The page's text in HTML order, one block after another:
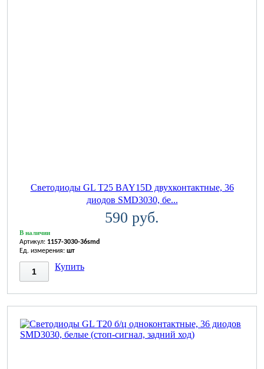
Светодиоды GL T25 BAY15D двухконтактные, 36
диодов SMD3030, бе...
590 руб.
В наличии
Артикул: 1157-3030-36smd
Ед. измерения: шт
Купить